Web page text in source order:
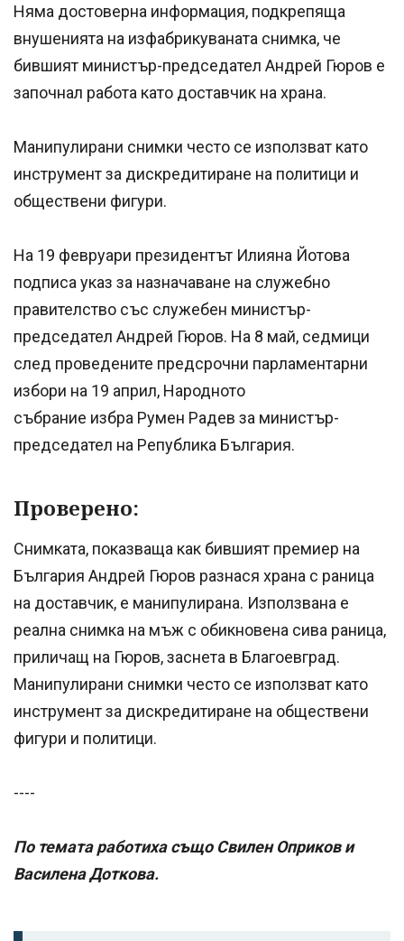
Няма достоверна информация, подкрепяща
внушенията на изфабрикуваната снимка, че
бившият министър-председател Андрей Гюров е
започнал работа като доставчик на храна.
Манипулирани снимки често се използват като
инструмент за дискредитиране на политици и
обществени фигури.
На 19 февруари президентът Илияна Йотова
подписа указ за назначаване на служебно
правителство със служебен министър-
председател Андрей Гюров. На 8 май, седмици
след проведените предсрочни парламентарни
избори на 19 април, Народното
събрание избра Румен Радев за министър-
председател на Република България.
Проверено:
Снимката, показваща как бившият премиер на
България Андрей Гюров разнася храна с раница
на доставчик, е манипулирана. Използвана е
реална снимка на мъж с обикновена сива раница,
приличащ на Гюров, заснета в Благоевград.
Манипулирани снимки често се използват като
инструмент за дискредитиране на обществени
фигури и политици.
----
По темата работиха също Свилен Оприков и
Василена Доткова.